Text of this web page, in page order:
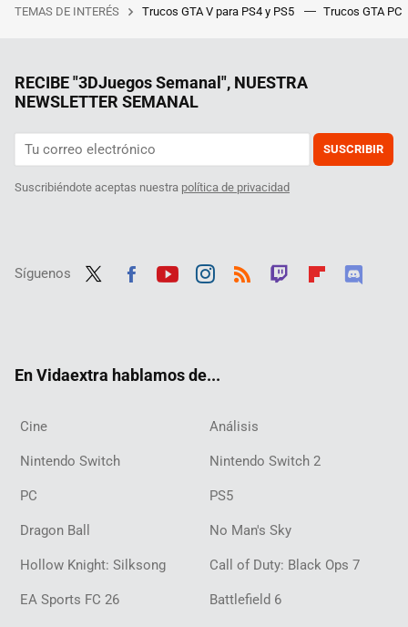
TEMAS DE INTERÉS Trucos GTA V para PS4 y PS5 Trucos GTA PC
RECIBE "3DJuegos Semanal", NUESTRA
NEWSLETTER SEMANAL
SUSCRIBIR
Suscribiéndote aceptas nuestra política de privacidad
Síguenos
En Vidaextra hablamos de...
Cine Análisis
Nintendo Switch Nintendo Switch 2
PC PS5
Dragon Ball No Man's Sky
Hollow Knight: Silksong Call of Duty: Black Ops 7
EA Sports FC 26 Battlefield 6